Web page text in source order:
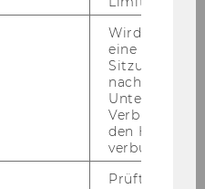
a doc­to­ral de­gree in
or a re­la­ted disci­
of Eng­lish lan­
po­ten­ti­al to con­
and an in­te­rest in the
of in­ter­na­tio­nal
Wird gesetzt,
eine
Sitzung/
nach einer
Verbindung
den Hotjar-
verbunden
Prüft, ob der